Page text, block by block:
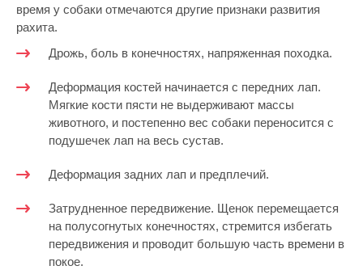
время у собаки отмечаются другие признаки развития
рахита.
Дрожь, боль в конечностях, напряженная походка.
Деформация костей начинается с передних лап.
Мягкие кости пясти не выдерживают массы
животного, и постепенно вес собаки переносится с
подушечек лап на весь сустав.
Деформация задних лап и предплечий.
Затрудненное передвижение. Щенок перемещается
на полусогнутых конечностях, стремится избегать
передвижения и проводит большую часть времени в
покое.